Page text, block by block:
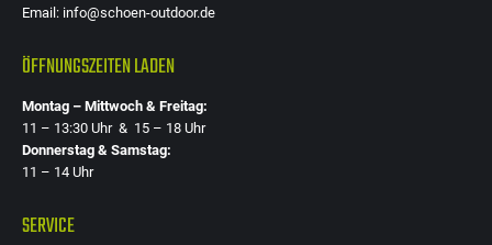
Email: info@schoen-outdoor.de
ÖFFNUNGSZEITEN LADEN
Montag – Mittwoch & Freitag:
11 – 13:30 Uhr & 15 – 18 Uhr
Donnerstag & Samstag:
11 – 14 Uhr
SERVICE